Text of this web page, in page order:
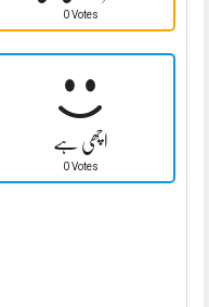
0 Votes
اچھی ہے
0 Votes